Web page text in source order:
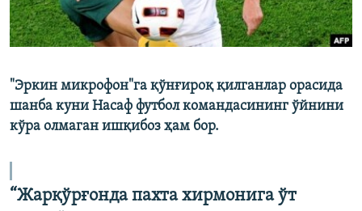
"Эркин микрофон"га қўнғироқ қилганлар орасида
шанба куни Насаф футбол командасининг ўйнини
кўра олмаган ишқибоз ҳам бор.
“Жарқўрғонда пахта хирмонига ўт